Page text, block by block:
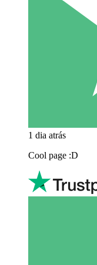
1 dia atrás
Cool page :D